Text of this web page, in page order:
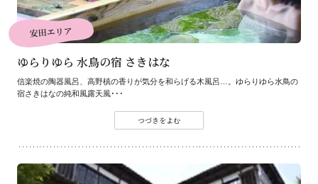
安田エリア
ゆらりゆら 水鳥の宿 さきはな
信楽焼の陶器風呂、高野槙の香りが気分を和らげる木風呂…。ゆらりゆら水鳥の
宿さきはなの純和風露天風･･･
つづきをよむ